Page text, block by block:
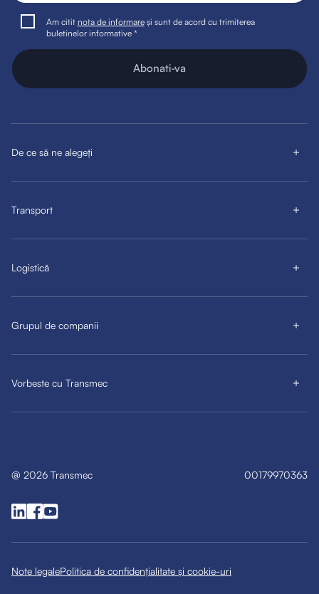
Am citit nota de informareși sunt de acord cu trimiterea
buletinelor informative *
Abonati-va
De ce să ne alegeți
Transport
Logistică
Grupul de companii
Vorbeste cu Transmec
@ 2026 Transmec
Note legalePolitica de confidențialitate și cookie-uri
00179970363